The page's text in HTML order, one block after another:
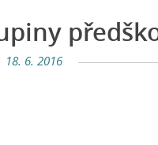
18. 6. 2016